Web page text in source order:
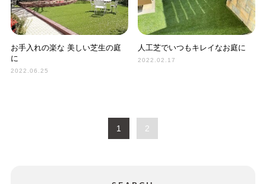
お手入れの楽な 美しい芝生の庭
に
2022.06.25
人工芝でいつもキレイなお庭に
2022.02.17
1 2